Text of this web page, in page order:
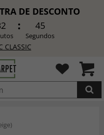
DE DESCONTO
44
Segundos
CLASSIC